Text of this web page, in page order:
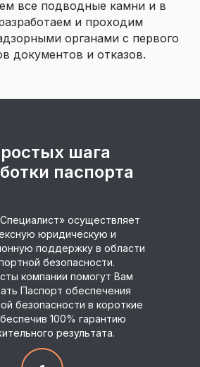
все подводные камни и в
и проходим
органами с первого
документов и отказов.
шага
паспорта
осуществляет
юридическую и
поддержку в области
безопасности.
компании помогут Вам
Паспорт обеспечения
безопасности в короткие
100% гарантию
результата.